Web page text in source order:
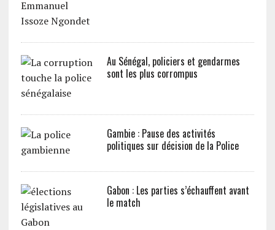
Au Sénégal, policiers et gendarmes
sont les plus corrompus
Gambie : Pause des activités
politiques sur décision de la Police
Gabon : Les parties s’échauffent avant
le match